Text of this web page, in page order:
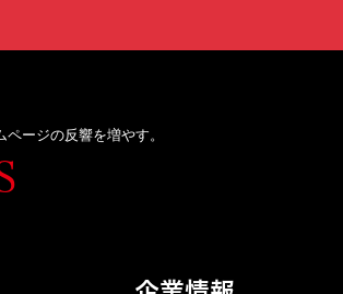
ージの反響を増やす。